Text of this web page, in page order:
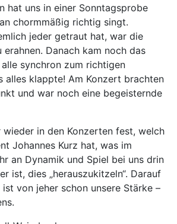
hat uns in einer Sonntagsprobe
chormmäßig richtig singt.
jeder getraut hat, war die
erahnen. Danach kam noch das
synchron zum richtigen
alles klappte! Am Konzert brachten
und war noch eine begeisternde
wieder in den Konzerten fest, welch
Johannes Kurz hat, was im
an Dynamik und Spiel bei uns drin
ist, dies „herauszukitzeln“. Darauf
von jeher schon unsere Stärke –